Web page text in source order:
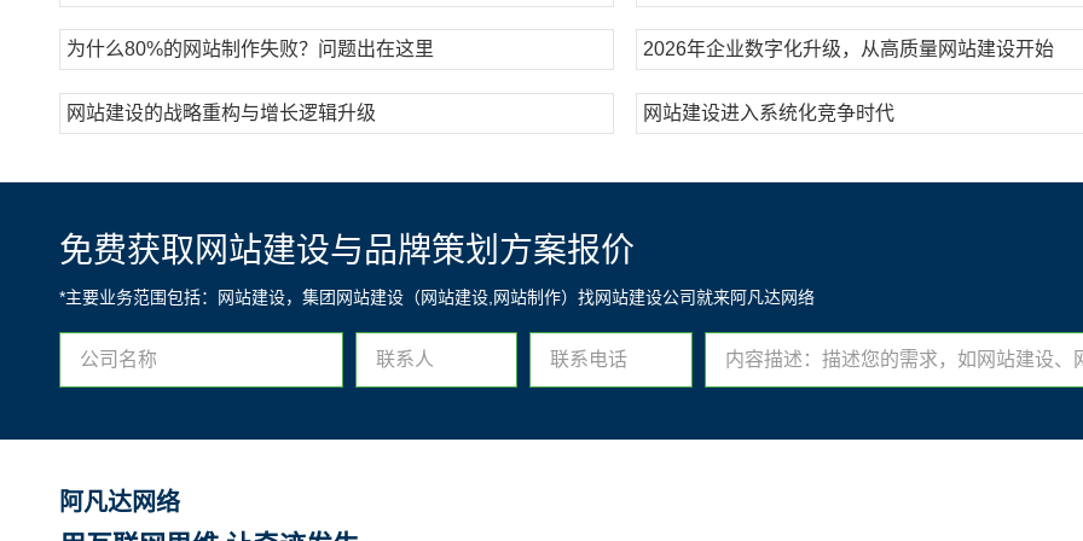
为什么80%的网站制作失败？问题出在这里 2026年企业数字化升级，从高质量网站建设开始
网站建设的战略重构与增长逻辑升级 网站建设进入系统化竞争时代
免费获取网站建设与品牌策划方案报价
*主要业务范围包括：网站建设，集团网站建设（网站建设,网站制作）找网站建设公司就来阿凡达网络
阿凡达网络